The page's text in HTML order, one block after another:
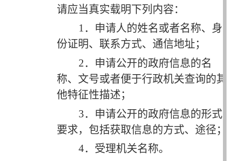
请应当真实载明下列内容：
1．申请人的姓名或者名称、身
份证明、联系方式、通信地址；
2．申请公开的政府信息的名
称、文号或者便于行政机关查询的其
他特征性描述；
3．申请公开的政府信息的形式
要求，包括获取信息的方式、途径；
4．受理机关名称。